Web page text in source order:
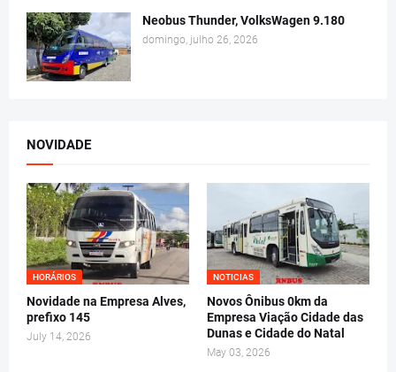
Neobus Thunder, VolksWagen 9.180
domingo, julho 26, 2026
NOVIDADE
HORÁRIOS
Novidade na Empresa Alves,
prefixo 145
July 14, 2026
NOTICIAS
Novos Ônibus 0km da
Empresa Viação Cidade das
Dunas e Cidade do Natal
May 03, 2026